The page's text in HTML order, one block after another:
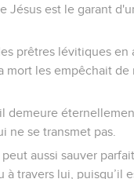
Jésus est le garant
prêtres lévitiques en
mort les empêchait de
demeure
ne se transmet pas.
aussi sauver
à travers lui, puisqu’il